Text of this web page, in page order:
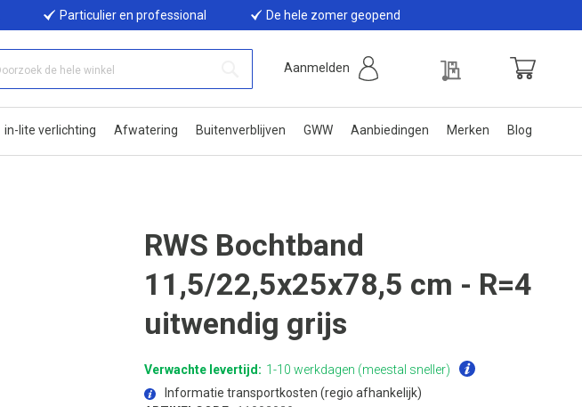
Particulier en professional De hele zomer geopend
Aanmelden
in-lite verlichting Afwatering Buitenverblijven GWW Aanbiedingen Merken Blog
RWS Bochtband
11,5/22,5x25x78,5 cm - R=4
uitwendig grijs
Verwachte levertijd: 1-10 werkdagen (meestal sneller)
Informatie transportkosten (regio afhankelijk)